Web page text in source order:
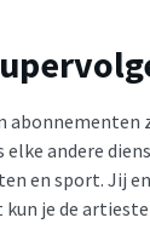
abonnementen
elke andere
en sport. Jij
kun je de